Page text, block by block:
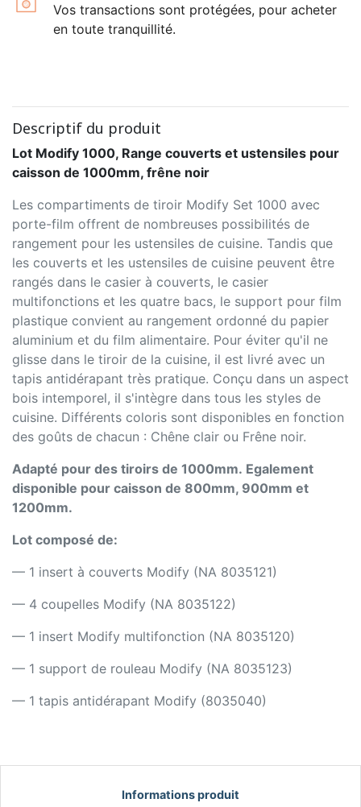
Vos transactions sont protégées, pour acheter
en toute tranquillité.
Descriptif du produit
Lot Modify 1000, Range couverts et ustensiles pour
caisson de 1000mm, frêne noir
Les compartiments de tiroir Modify Set 1000 avec
porte-film offrent de nombreuses possibilités de
rangement pour les ustensiles de cuisine. Tandis que
les couverts et les ustensiles de cuisine peuvent être
rangés dans le casier à couverts, le casier
multifonctions et les quatre bacs, le support pour film
plastique convient au rangement ordonné du papier
aluminium et du film alimentaire. Pour éviter qu'il ne
glisse dans le tiroir de la cuisine, il est livré avec un
tapis antidérapant très pratique. Conçu dans un aspect
bois intemporel, il s'intègre dans tous les styles de
cuisine. Différents coloris sont disponibles en fonction
des goûts de chacun : Chêne clair ou Frêne noir.
Adapté pour des tiroirs de 1000mm. Egalement
disponible pour caisson de 800mm, 900mm et
1200mm.
Lot composé de:
— 1 insert à couverts Modify (NA 8035121)
— 4 coupelles Modify (NA 8035122)
— 1 insert Modify multifonction (NA 8035120)
— 1 support de rouleau Modify (NA 8035123)
— 1 tapis antidérapant Modify (8035040)
Informations produit